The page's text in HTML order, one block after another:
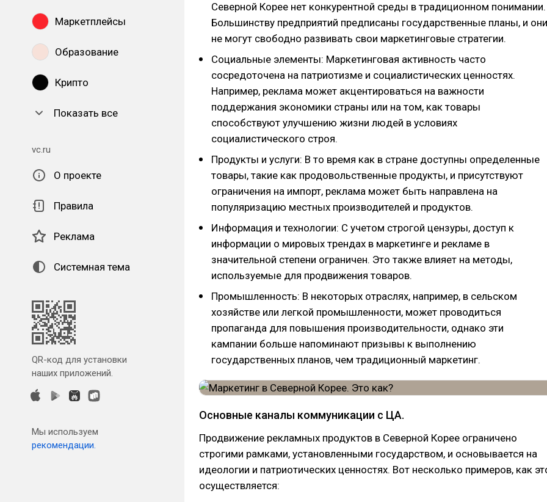
Маркетплейсы
Образование
Крипто
Показать все
vc.ru
О проекте
Правила
Реклама
Системная тема
QR-код для установки
наших приложений.
Мы используем
рекомендации.
Северной Корее нет конкурентной среды в традиционном понимании.
Большинству предприятий предписаны государственные планы, и они
не могут свободно развивать свои маркетинговые стратегии.
Социальные элементы: Маркетинговая активность часто
сосредоточена на патриотизме и социалистических ценностях.
Например, реклама может акцентироваться на важности
поддержания экономики страны или на том, как товары
способствуют улучшению жизни людей в условиях
социалистического строя.
Продукты и услуги: В то время как в стране доступны определенные
товары, такие как продовольственные продукты, и присутствуют
ограничения на импорт, реклама может быть направлена на
популяризацию местных производителей и продуктов.
Информация и технологии: С учетом строгой цензуры, доступ к
информации о мировых трендах в маркетинге и рекламе в
значительной степени ограничен. Это также влияет на методы,
используемые для продвижения товаров.
Промышленность: В некоторых отраслях, например, в сельском
хозяйстве или легкой промышленности, может проводиться
пропаганда для повышения производительности, однако эти
кампании больше напоминают призывы к выполнению
государственных планов, чем традиционный маркетинг.
Основные каналы коммуникации с ЦА.
Продвижение рекламных продуктов в Северной Корее ограничено
строгими рамками, установленными государством, и основывается на
идеологии и патриотических ценностях. Вот несколько примеров, как
осуществляется: